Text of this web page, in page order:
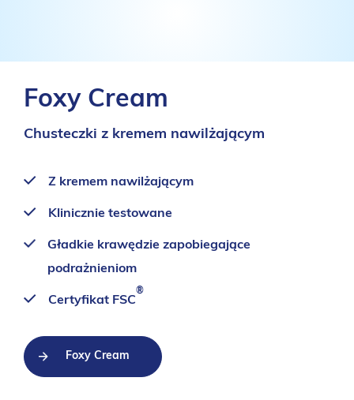
Foxy Cream
Chusteczki z kremem nawilżającym
Z kremem nawilżającym
Klinicznie testowane
Gładkie krawędzie zapobiegające
podrażnieniom
Certyfikat FSC
®
Foxy Cream